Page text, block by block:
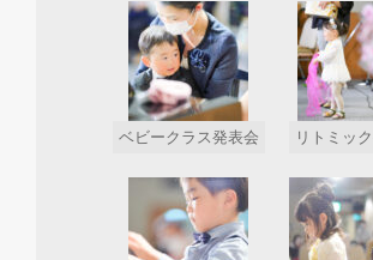
ベビークラス発表会 リトミッ